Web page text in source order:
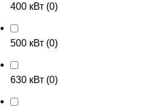
400 кВт (0)
500 кВт (0)
630 кВт (0)